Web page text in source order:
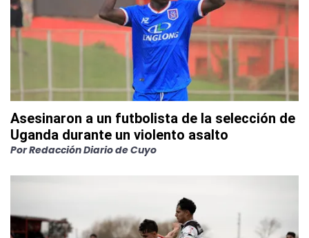
Asesinaron a un futbolista de la selección de
Uganda durante un violento asalto
PorRedacción Diario de Cuyo